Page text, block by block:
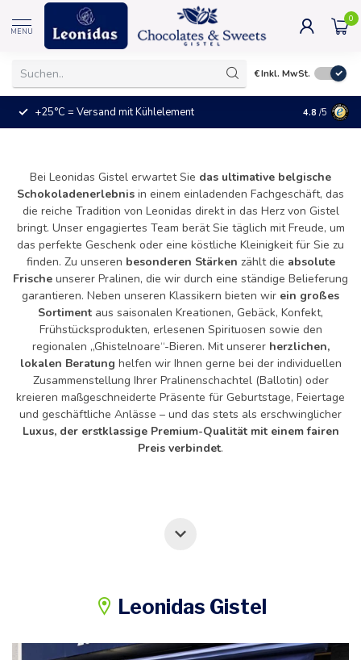
MENU
0
€Inkl. MwSt.
+25°C = Versand mit Kühlelement Das ideale
4.8 /5
Bei Leonidas Gistel erwartet Sie das ultimative belgische
Schokoladenerlebnis in einem einladenden Fachgeschäft, das
die reiche Tradition von Leonidas direkt in das Herz von Gistel
bringt. Unser engagiertes Team berät Sie täglich mit Freude, um
das perfekte Geschenk oder eine köstliche Kleinigkeit für Sie zu
finden. Zu unseren besonderen Stärken zählt die absolute
Frische unserer Pralinen, die wir durch eine ständige Belieferung
garantieren. Neben unseren Klassikern bieten wir ein großes
Sortiment aus saisonalen Kreationen, Gebäck, Konfekt,
Frühstücksprodukten, erlesenen Spirituosen sowie den
regionalen „Ghistelnoare“-Bieren. Mit unserer herzlichen,
lokalen Beratung helfen wir Ihnen gerne bei der individuellen
Zusammenstellung Ihrer Pralinenschachtel (Ballotin) oder
kreieren maßgeschneiderte Präsente für Geburtstage, Feiertage
und geschäftliche Anlässe – und das stets als erschwinglicher
Luxus, der erstklassige Premium-Qualität mit einem fairen
Preis verbindet.
Leonidas Gistel